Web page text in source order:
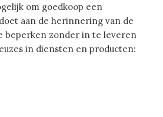
om goedkoop een
aan de herinnering van de
beperken zonder in te leveren
in diensten en producten: